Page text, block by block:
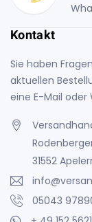
Kontakt
Sie haben
aktuellen
eine E-Mail oder
31552
05043